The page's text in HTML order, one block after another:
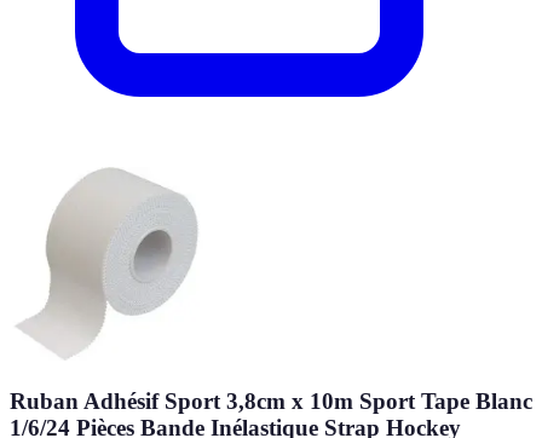
Ruban Adhésif Sport 3,8cm x 10m Sport Tape Blanc
1/6/24 Pièces Bande Inélastique Strap Hockey